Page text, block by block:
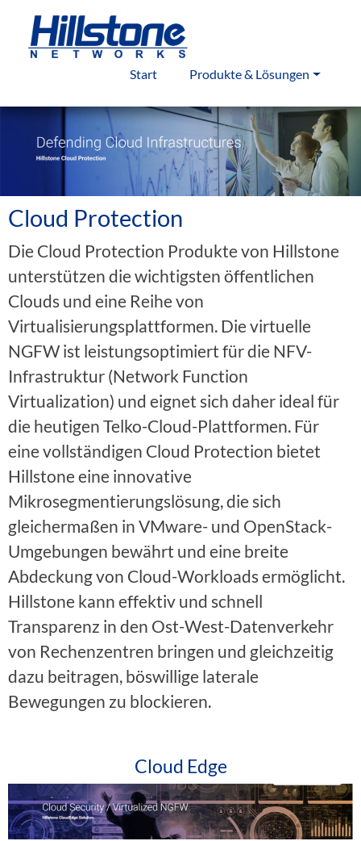
Start Produkte & Lösungen
Cloud Protection
Die Cloud Protection Produkte von Hillstone
unterstützen die wichtigsten öffentlichen
Clouds und eine Reihe von
Virtualisierungsplattformen. Die virtuelle
NGFW ist leistungsoptimiert für die NFV-
Infrastruktur (Network Function
Virtualization) und eignet sich daher ideal für
die heutigen Telko-Cloud-Plattformen. Für
eine vollständigen Cloud Protection bietet
Hillstone eine innovative
Mikrosegmentierungslösung, die sich
gleichermaßen in VMware- und OpenStack-
Umgebungen bewährt und eine breite
Abdeckung von Cloud-Workloads ermöglicht.
Hillstone kann effektiv und schnell
Transparenz in den Ost-West-Datenverkehr
von Rechenzentren bringen und gleichzeitig
dazu beitragen, böswillige laterale
Bewegungen zu blockieren.
Cloud Edge